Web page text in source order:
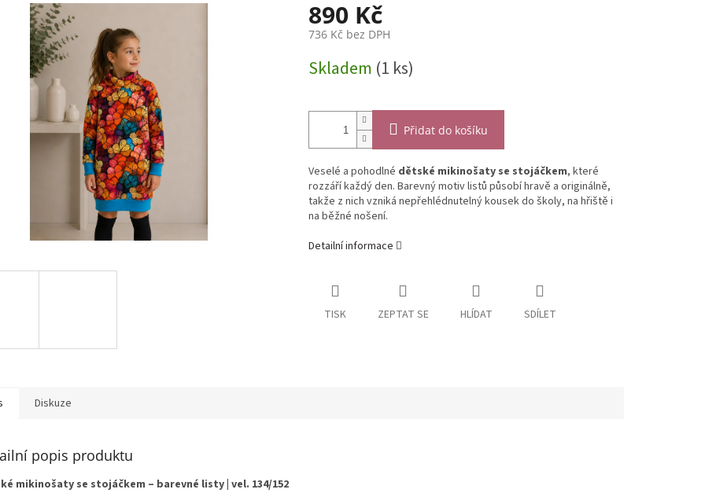
produktu
je
0,0
z
5
hvězdiček.
890 Kč
736 Kč bez DPH
cena:
Skladem (1 ks)
Přidat do košíku
Veselé a pohodlné dětské mikinošaty se stojáčkem, které
rozzáří každý den. Barevný motiv listů působí hravě a originálně,
takže z nich vzniká nepřehlédnutelný kousek do školy, na hřiště i
na běžné nošení.
Detailní informace
TISK ZEPTAT SE HLÍDAT SDÍLET
Diskuze
popis produktu
mikinošaty se stojáčkem – barevné listy | vel. 134/152